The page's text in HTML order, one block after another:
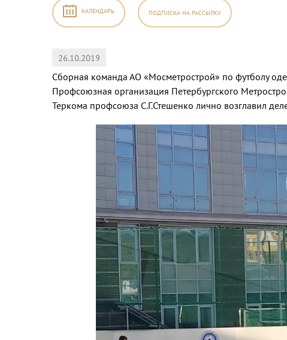
КАЛЕНДАРЬ ПОДПИСКА НА РАССЫЛКУ
26.10.2019
Сборная команда АО «Мосметрострой» по футболу
Профсоюзная организация Петербургского
Теркома профсоюза С.Г.Стешенко лично возглавил